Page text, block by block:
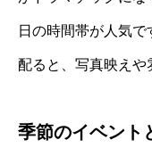
日の時間帯が人気
配ると、写真映えや
季節のイベント